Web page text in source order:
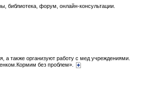
библиотека, форум, онлайн-консультации.
а также организуют работу с мед учреждениями.
без проблем».